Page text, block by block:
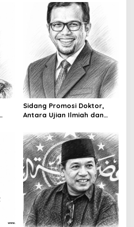
Sidang Promosi Doktor,
Antara Ujian Ilmiah dan